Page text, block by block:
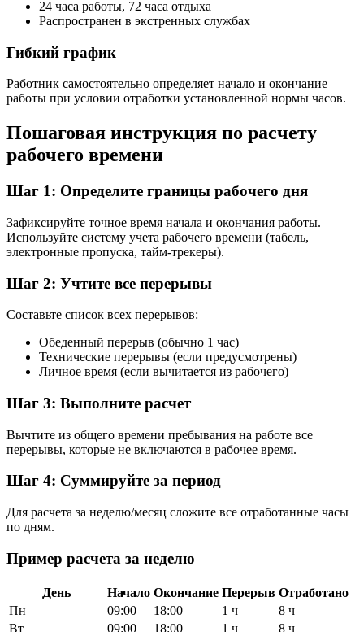
24 часа работы, 72 часа отдыха
Распространен в экстренных службах
Гибкий график
Работник самостоятельно определяет начало и окончание
работы при условии отработки установленной нормы часов.
Пошаговая инструкция по расчету
рабочего времени
Шаг 1: Определите границы рабочего дня
Зафиксируйте точное время начала и окончания работы.
Используйте систему учета рабочего времени (табель,
электронные пропуска, тайм-трекеры).
Шаг 2: Учтите все перерывы
Составьте список всех перерывов:
Обеденный перерыв (обычно 1 час)
Технические перерывы (если предусмотрены)
Личное время (если вычитается из рабочего)
Шаг 3: Выполните расчет
Вычтите из общего времени пребывания на работе все
перерывы, которые не включаются в рабочее время.
Шаг 4: Суммируйте за период
Для расчета за неделю/месяц сложите все отработанные часы
по дням.
Пример расчета за неделю
День Начало Окончание Перерыв Отработано
Пн
09:00 18:00 1 ч
8 ч
Вт
09:00 18:00 1 ч
8 ч